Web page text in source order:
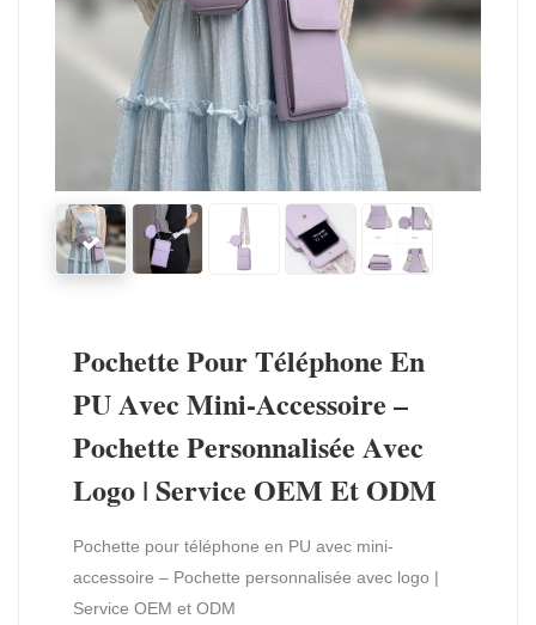
Pochette Pour Téléphone En
PU Avec Mini-Accessoire –
Pochette Personnalisée Avec
Logo | Service OEM Et ODM
Pochette pour téléphone en PU avec mini-
accessoire – Pochette personnalisée avec logo |
Service OEM et ODM